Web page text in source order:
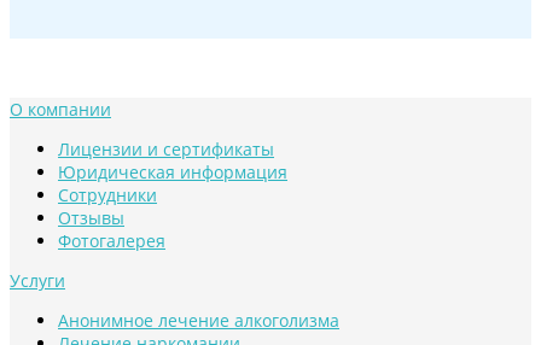
О компании
Лицензии и сертификаты
Юридическая информация
Сотрудники
Отзывы
Фотогалерея
Услуги
Анонимное лечение алкоголизма